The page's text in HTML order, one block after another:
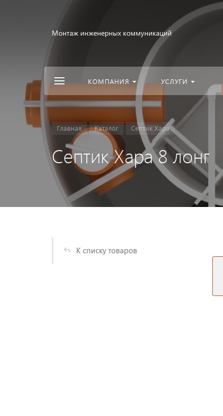
Монтаж инженерных коммуникаций
КОМПАНИЯ УСЛУГИ
Главная Каталог Септик Хара
Септик Хара 8 лонг
К списку товаров